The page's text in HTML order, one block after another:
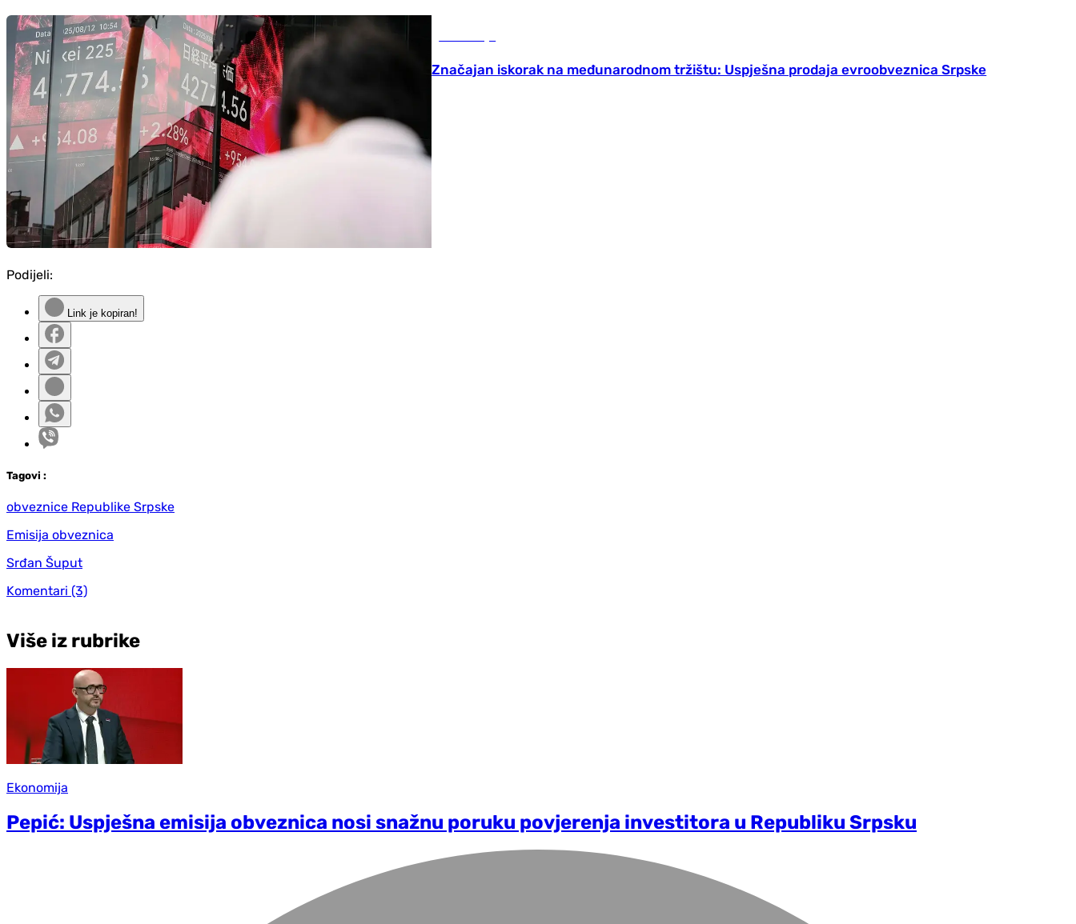
Značajan iskorak na međunarodnom tržištu: Uspješna prodaja evroobveznica Srpske
Podijeli:
Link je kopiran!
Tagovi :
obveznice Republike Srpske
Emisija obveznica
Srđan Šuput
Komentari (3)
Više iz rubrike
Ekonomija
Pepić: Uspješna emisija obveznica nosi snažnu poruku povjerenja investitora u Republiku Srpsku